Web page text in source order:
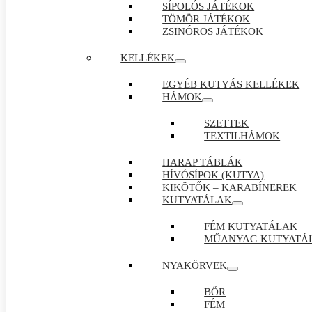
SÍPOLÓS JÁTÉKOK
TÖMÖR JÁTÉKOK
ZSINÓROS JÁTÉKOK
KELLÉKEK
EGYÉB KUTYÁS KELLÉKEK
HÁMOK
SZETTEK
TEXTILHÁMOK
HARAP TÁBLÁK
HÍVÓSÍPOK (KUTYA)
KIKÖTŐK – KARABÍNEREK
KUTYATÁLAK
FÉM KUTYATÁLAK
MŰANYAG
NYAKÖRVEK
BŐR
FÉM